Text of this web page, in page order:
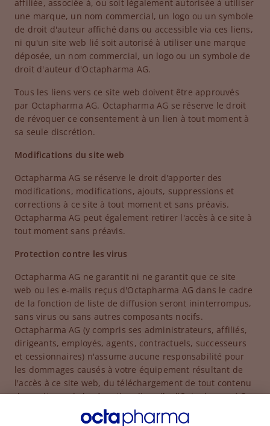
affiliée, associée à, ou soit légalement autorisée à utiliser
une marque, un nom commercial, un logo ou un symbole
de droit d'auteur affiché dans ou accessible via ces liens,
ni qu'un site web lié soit autorisé à utiliser une marque
déposée, un nom commercial, un logo ou un symbole de
droit d'auteur d'Octapharma AG.
Tous les liens vers ce site web doivent être approuvés
par Octapharma AG. Octapharma AG se réserve le droit
de révoquer ce consentement à un lien à tout moment à
sa seule discrétion.
Modifications du site web
Octapharma AG se réserve le droit d'apporter des
modifications, modifications, ajouts, suppressions et
corrections à ce site à tout moment et sans préavis.
Octapharma AG peut également retirer l'accès à ce site à
tout moment sans préavis.
Protection contre les virus
Octapharma AG ne garantit ni ne garantit que ce site
web ou les e-mails reçus d'Octapharma AG dans le cadre
de la fonction de liste de diffusion seront ininterrompus,
sans virus ou sans autres composants nocifs.
Octapharma AG (y compris ses administrateurs, affiliés,
dirigeants, employés, agents, contractuels, successeurs
et cessionnaires) n'assume aucune responsabilité pour
les dommages causés à votre équipement résultant de
l'accès à ce site web, du téléchargement de tout contenu
de ce site ou de la réception d'emails d'Octapharma AG
dans le cadre de la fonction de liste de diffusion.